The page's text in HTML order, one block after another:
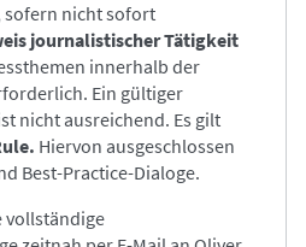
sofern nicht sofort
journalistischer Tätigkeit
innerhalb der
Ein gültiger
nicht ausreichend. Es gilt
Hiervon ausgeschlossen
Best-Practice-Dialoge.
vollständige